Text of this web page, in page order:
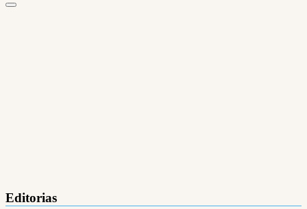
Editorias